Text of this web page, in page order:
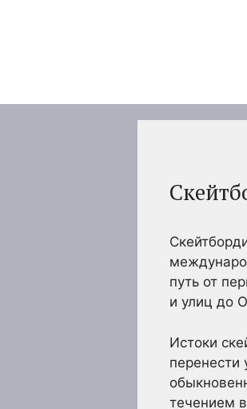
путь от
и улиц до
Истоки
перенести
течением